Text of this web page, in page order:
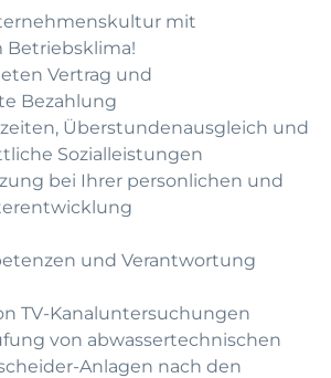
mit
Betriebsklima!
Vertrag und
Bezahlung
Überstundenausgleich und
Sozialleistungen
bei Ihrer personlichen und
und Verantwortung
TV-Kanaluntersuchungen
von abwassertechnischen
Anlagen nach den